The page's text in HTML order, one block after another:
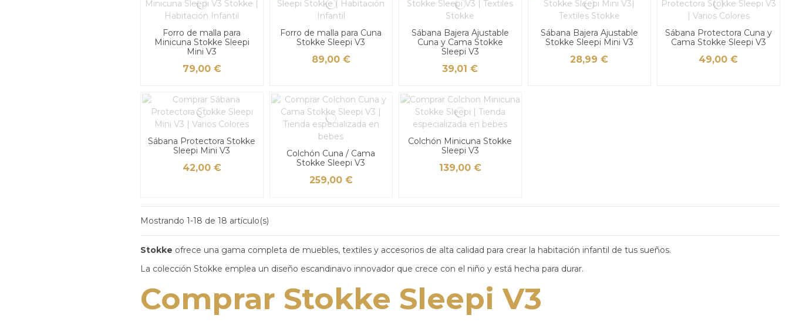
Forro de malla para
Minicuna Stokke Sleepi
Mini V3
79,00 €
Forro de malla para Cuna
Stokke Sleepi V3
89,00 €
Sábana Bajera Ajustable
Cuna y Cama Stokke
Sleepi V3
39,01 €
Sábana Bajera Ajustable
Stokke Sleepi Mini V3
28,99 €
Sábana Protectora Cuna y
Cama Stokke Sleepi V3
49,00 €
Sábana Protectora Stokke
Sleepi Mini V3
42,00 €
Colchón Cuna / Cama
Stokke Sleepi V3
259,00 €
Colchón Minicuna Stokke
Sleepi V3
139,00 €
Mostrando 1-18 de 18 artículo(s)
Stokke ofrece una gama completa de muebles, textiles y accesorios de alta calidad para crear la habitación infantil de tus sueños.
La colección Stokke emplea un diseño escandinavo innovador que crece con el niño y está hecha para durar.​
Comprar Stokke Sleepi V3